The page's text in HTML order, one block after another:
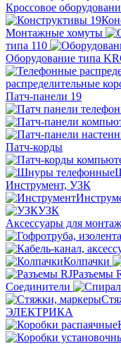
Кроссовое
Монтажные хомуты
типа 110
Оборудование типа
распределительные
Патч-панели 19
Патч-корды
Инструмент, УЗК
УЗК
Аксессуары для
Колпачки
Разъемы
Соединители
ЭЛЕКТРИКА